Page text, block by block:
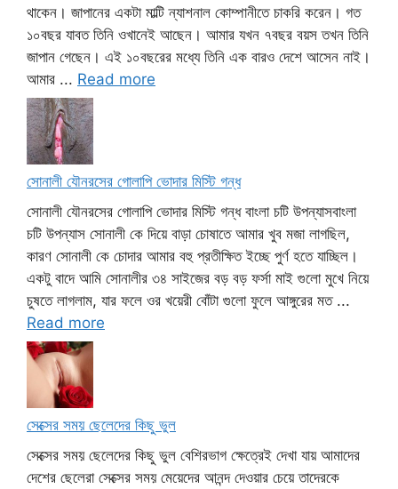
থাকেন। জাপানের একটা মাল্টি ন্যাশনাল কোম্পানীতে চাকরি করেন। গত
১০বছর যাবত তিনি ওখানেই আছেন। আমার যখন ৭বছর বয়স তখন তিনি
জাপান গেছেন। এই ১০বছরের মধ্যে তিনি এক বারও দেশে আসেন নাই।
আমার ... Read more
সোনালী যৌনরসের গোলাপি ভোদার মিস্টি গন্ধ
সোনালী যৌনরসের গোলাপি ভোদার মিস্টি গন্ধ বাংলা চটি উপন্যাসবাংলা
চটি উপন্যাস সোনালী কে দিয়ে বাড়া চোষাতে আমার খুব মজা লাগছিল,
কারণ সোনালী কে চোদার আমার বহু প্রতীক্ষিত ইচ্ছে পুর্ণ হতে যাচ্ছিল।
একটু বাদে আমি সোনালীর ৩৪ সাইজের বড় বড় ফর্সা মাই গুলো মুখে নিয়ে
চুষতে লাগলাম, যার ফলে ওর খয়েরী বোঁটা গুলো ফুলে আঙ্গুরের মত ...
Read more
সেক্সের সময় ছেলেদের কিছু ভুল
সেক্সের সময় ছেলেদের কিছু ভুল বেশিরভাগ ক্ষেত্রেই দেখা যায় আমাদের
দেশের ছেলেরা সেক্সের সময় মেয়েদের আনন্দ দেওয়ার চেয়ে তাদেরকে